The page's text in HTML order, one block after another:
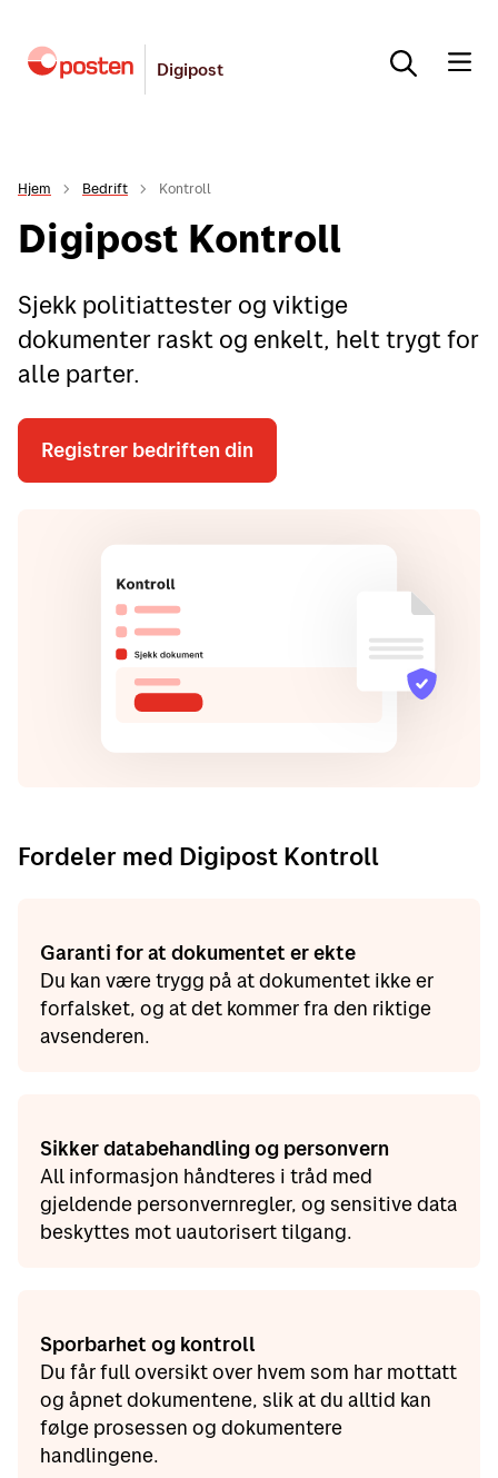
Digipost
Hjem Bedrift Kontroll
Digipost Kontroll
Sjekk politiattester og viktige
dokumenter raskt og enkelt, helt trygt for
alle parter.
Registrer bedriften din
Fordeler med Digipost Kontroll
Garanti for at dokumentet er ekte
Du kan være trygg på at dokumentet ikke er
forfalsket, og at det kommer fra den riktige
avsenderen.
Sikker databehandling og personvern
All informasjon håndteres i tråd med
gjeldende personvernregler, og sensitive data
beskyttes mot uautorisert tilgang.
Sporbarhet og kontroll
Du får full oversikt over hvem som har mottatt
og åpnet dokumentene, slik at du alltid kan
følge prosessen og dokumentere
handlingene.